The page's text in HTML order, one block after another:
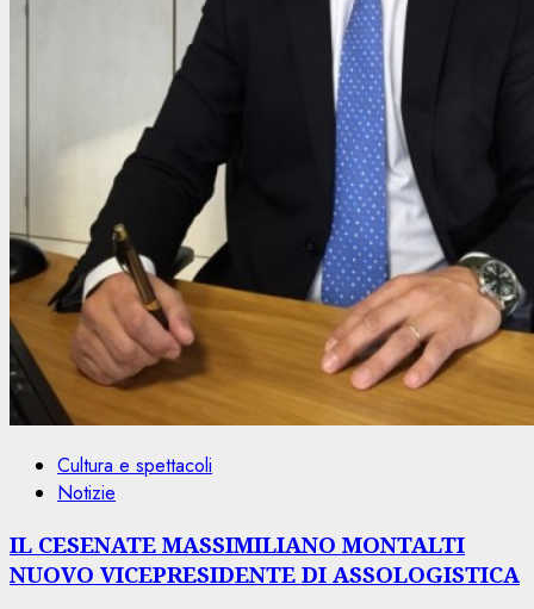
Cultura e spettacoli
Notizie
IL CESENATE MASSIMILIANO MONTALTI
NUOVO VICEPRESIDENTE DI ASSOLOGISTICA